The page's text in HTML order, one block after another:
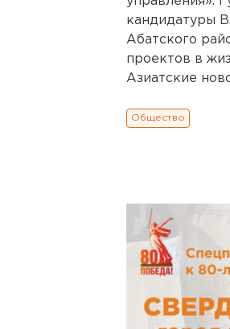
кандидатуры
Абатского
проектов в
Азиатские
Общество